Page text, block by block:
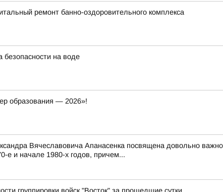
ремонт банно-оздоровительного комплекса
на воде
образования — 2026»!
Вячеславовича Апанасенка посвящена довольно
е и начале 1980-х годов, причем...